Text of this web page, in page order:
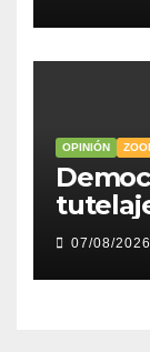
OPINIÓN
07/08/2026